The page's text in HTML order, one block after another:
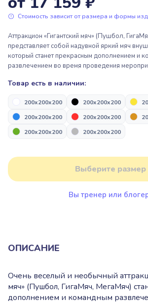
Пьедесталы, подиумы для
награждения
Надувные арки “Старт/
Надувная продукция для
Альпинизм и скалолазание
Пакрафтинг
Парашютный спорт
Парашютный спорт
Пьедесталы, подиумы для
награждения
Надувные арки “Старт/
Надувная продукция для
Стоимость зависит от размера и формы
Аттракцион «Гигантский мяч» (Пушбол,
представляет собой надувной яркий мяч
который станет прекрасным дополнением и
развлечением во время проведения
Товар есть в наличии:
200x200x200 200x200x200
200x200x200
200x200x200
200x200x200
200x200x200
Выберите размер
Вы тренер или
ОПИСАНИЕ
Очень веселый и необычный
мяч» (Пушбол, ГигаМяч, МегаМяч)
дополнением и командным